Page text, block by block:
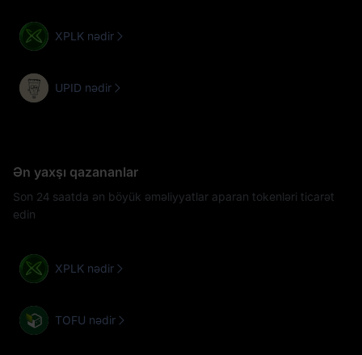
XPLK nədir
UPID nədir
Ən yaxşı qazananlar
Son 24 saatda ən böyük əməliyyatlar aparan tokenləri ticarət
edin
XPLK nədir
TOFU nədir